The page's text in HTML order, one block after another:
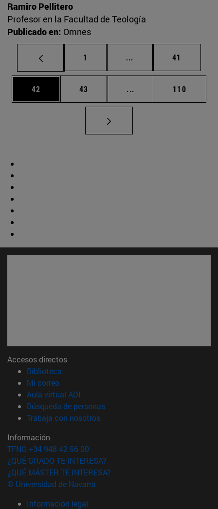
Ramiro Pellitero
Profesor en la Facultad de Teología
Publicado en: Omnes
Página
1 ... Páginas intermedias
Página
41
Página
42 Página
43 ... Páginas intermedias
Página
110
Accesos directos
Biblioteca
Mi correo(abre en nueva ventana)
Aula virtual ADI
Búsqueda de personas(abre en nueva ventana)
Trabaja con nosotros(abre en nueva ventana)
Información
TFNO +34 948 42 56 00
¿QUÉ GRADO TE INTERESA?
¿QUÉ MÁSTER TE INTERESA?
© Universidad de Navarra
Información legal